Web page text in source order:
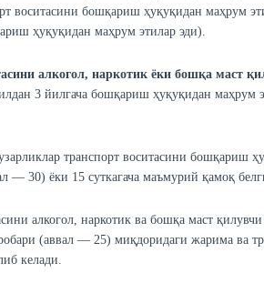
воситасини бошқариш ҳуқуқидан маҳрум
ҳуқуқидан маҳрум этилар эди).
алкогол, наркотик ёки бошқа маст
3 йилгача бошқариш ҳуқуқидан
транспорт воситасини бошқариш
— 30) ёки 15 суткагача маъмурий қамоқ
алкогол, наркотик ва бошқа маст
(аввал — 25) миқдоридаги жарима ва
келади.